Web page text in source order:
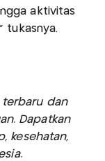
aktivitas
tukasnya.
terbaru dan
Dapatkan
kesehatan,